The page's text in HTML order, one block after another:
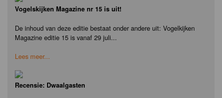
Vogelskijken Magazine nr 15 is uit!
De inhoud van deze editie bestaat onder andere uit: Vogelkijken
Magazine editie 15 is vanaf 29 juli...
Lees meer...
Recensie: Dwaalgasten